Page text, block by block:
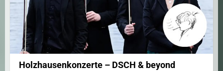
Holzhausenkonzerte – DSCH & beyond